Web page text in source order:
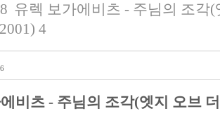
유렉 보가에비츠 - 주님의 조각(
4
비츠 - 주님의 조각(엣지 오브